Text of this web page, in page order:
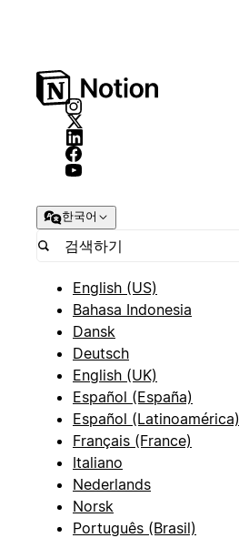
한국어
English (US)
Bahasa Indonesia
Dansk
Deutsch
English (UK)
Español (España)
Español (Latinoamérica)
Français (France)
Italiano
Nederlands
Norsk
Português (Brasil)